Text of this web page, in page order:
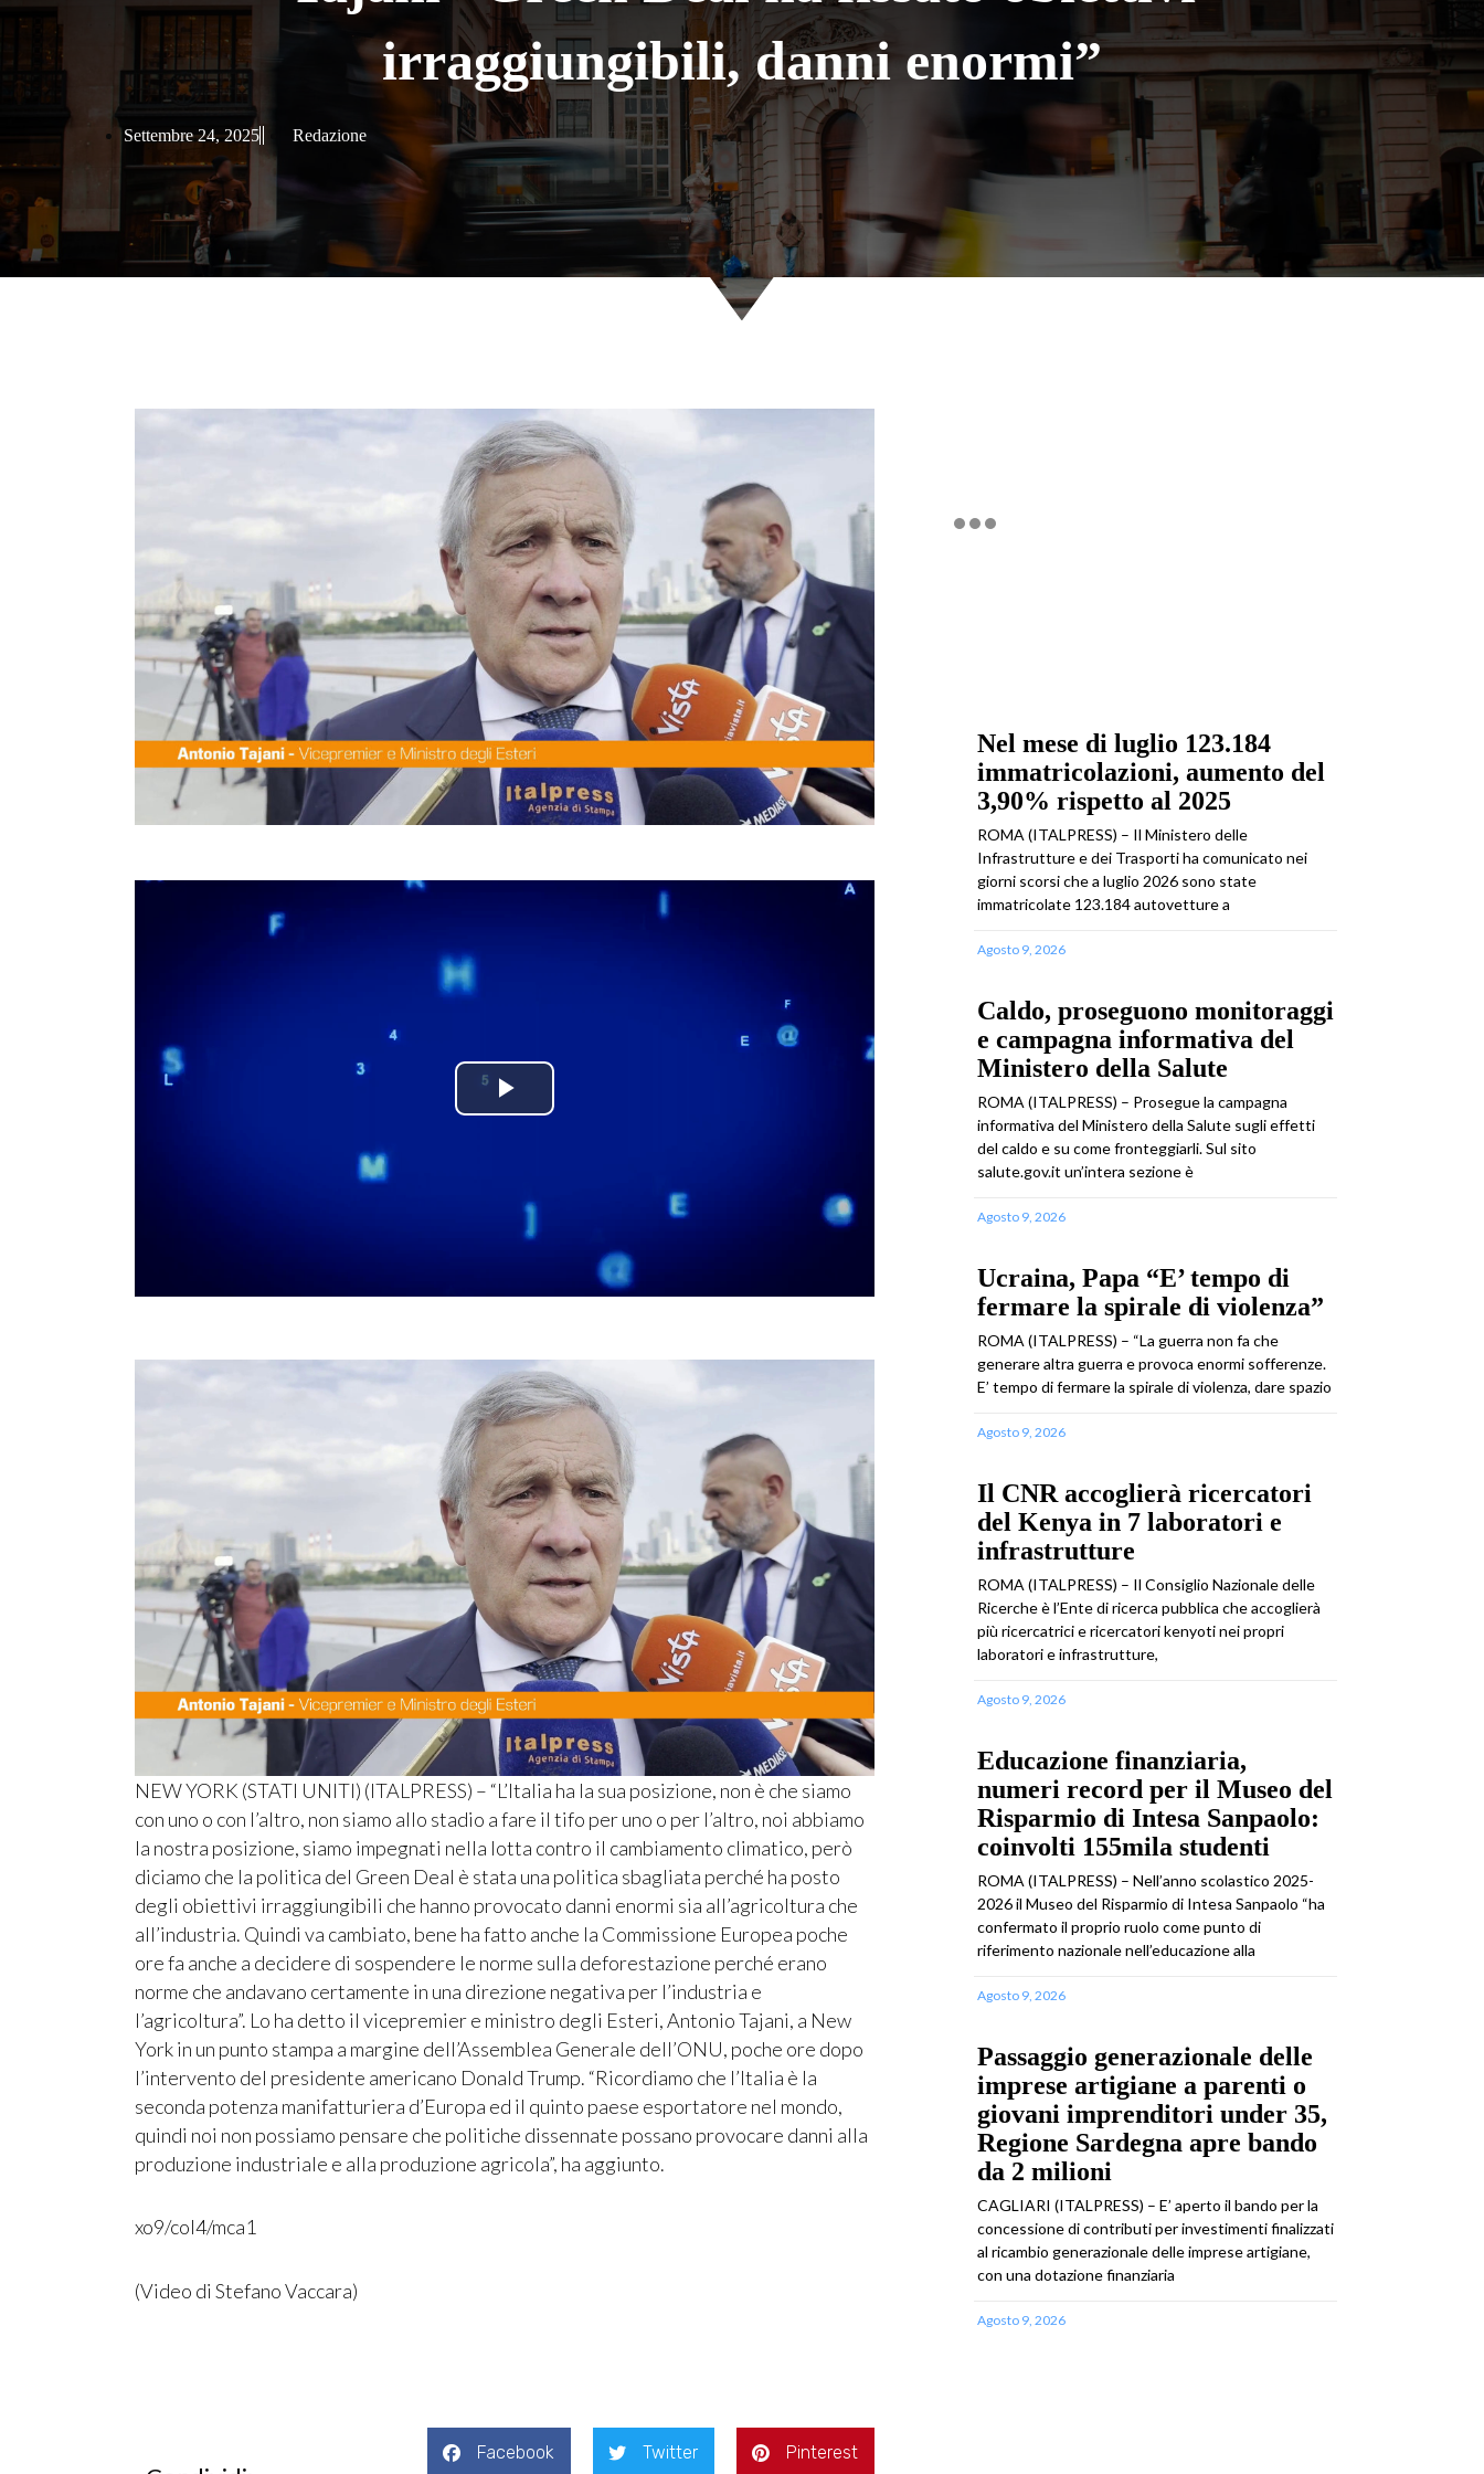
irraggiungibili, danni enormi”
Settembre 24, 2025 Redazione
Play
NEW YORK (STATI UNITI) (ITALPRESS) – “L’Italia ha la sua posizione, non è che siamo
con uno o con l’altro, non siamo allo stadio a fare il tifo per uno o per l’altro, noi abbiamo
la nostra posizione, siamo impegnati nella lotta contro il cambiamento climatico, però
diciamo che la politica del Green Deal è stata una politica sbagliata perché ha posto
degli obiettivi irraggiungibili che hanno provocato danni enormi sia all’agricoltura che
all’industria. Quindi va cambiato, bene ha fatto anche la Commissione Europea poche
ore fa anche a decidere di sospendere le norme sulla deforestazione perché erano
norme che andavano certamente in una direzione negativa per l’industria e
l’agricoltura”. Lo ha detto il vicepremier e ministro degli Esteri, Antonio Tajani, a New
York in un punto stampa a margine dell’Assemblea Generale dell’ONU, poche ore dopo
l’intervento del presidente americano Donald Trump. “Ricordiamo che l’Italia è la
seconda potenza manifatturiera d’Europa ed il quinto paese esportatore nel mondo,
quindi noi non possiamo pensare che politiche dissennate possano provocare danni alla
produzione industriale e alla produzione agricola”, ha aggiunto.
xo9/col4/mca1
(Video di Stefano Vaccara)
Facebook Twitter Pinterest
Nel mese di luglio 123.184
immatricolazioni, aumento del
3,90% rispetto al 2025
ROMA (ITALPRESS) – Il Ministero delle
Infrastrutture e dei Trasporti ha comunicato nei
giorni scorsi che a luglio 2026 sono state
immatricolate 123.184 autovetture a
Agosto 9, 2026
Caldo, proseguono monitoraggi
e campagna informativa del
Ministero della Salute
ROMA (ITALPRESS) – Prosegue la campagna
informativa del Ministero della Salute sugli effetti
del caldo e su come fronteggiarli. Sul sito
salute.gov.it un’intera sezione è
Agosto 9, 2026
Ucraina, Papa “E’ tempo di
fermare la spirale di violenza”
ROMA (ITALPRESS) – “La guerra non fa che
generare altra guerra e provoca enormi sofferenze.
E’ tempo di fermare la spirale di violenza, dare spazio
Agosto 9, 2026
Il CNR accoglierà ricercatori
del Kenya in 7 laboratori e
infrastrutture
ROMA (ITALPRESS) – Il Consiglio Nazionale delle
Ricerche è l’Ente di ricerca pubblica che accoglierà
più ricercatrici e ricercatori kenyoti nei propri
laboratori e infrastrutture,
Agosto 9, 2026
Educazione finanziaria,
numeri record per il Museo del
Risparmio di Intesa Sanpaolo:
coinvolti 155mila studenti
ROMA (ITALPRESS) – Nell’anno scolastico 2025-
2026 il Museo del Risparmio di Intesa Sanpaolo “ha
confermato il proprio ruolo come punto di
riferimento nazionale nell’educazione alla
Agosto 9, 2026
Passaggio generazionale delle
imprese artigiane a parenti o
giovani imprenditori under 35,
Regione Sardegna apre bando
da 2 milioni
CAGLIARI (ITALPRESS) – E’ aperto il bando per la
concessione di contributi per investimenti finalizzati
al ricambio generazionale delle imprese artigiane,
con una dotazione finanziaria
Agosto 9, 2026